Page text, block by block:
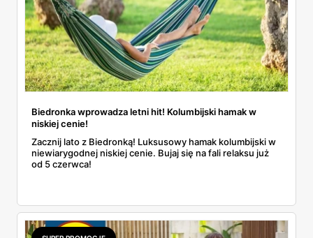
Biedronka wprowadza letni hit! Kolumbijski hamak w
niskiej cenie!
Zacznij lato z Biedronką! Luksusowy hamak kolumbijski w
niewiarygodnej niskiej cenie. Bujaj się na fali relaksu już
od 5 czerwca!